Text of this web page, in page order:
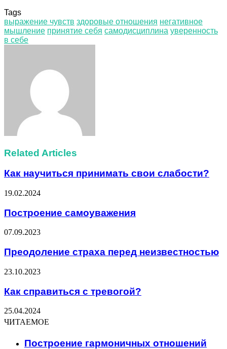
Tags
выражение чувств здоровые отношения негативное
мышление принятие себя самодисциплина уверенность
в себе
Related Articles
Как научиться принимать свои слабости?
19.02.2024
Построение самоуважения
07.09.2023
Преодоление страха перед неизвестностью
23.10.2023
Как справиться с тревогой?
25.04.2024
ЧИТАЕМОЕ
Построение гармоничных отношений